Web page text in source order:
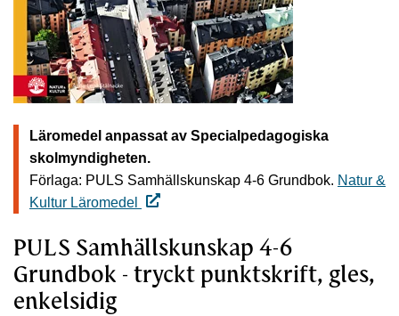
Läromedel anpassat av Specialpedagogiska
skolmyndigheten.
Förlaga: PULS Samhällskunskap 4-6 Grundbok. Natur &
Kultur Läromedel
PULS Samhällskunskap 4-6
Grundbok - tryckt punktskrift, gles,
enkelsidig